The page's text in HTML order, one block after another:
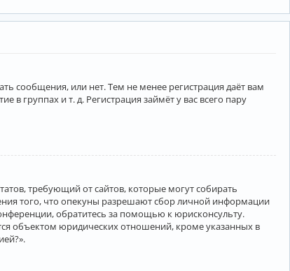
сообщения, или нет. Тем не менее регистрация даёт вам
группах и т. д. Регистрация займёт у вас всего пару
требующий от сайтов, которые могут собирать
того, что опекуны разрешают сбор личной информации
обратитесь за помощью к юрисконсульту.
объектом юридических отношений, кроме указанных в